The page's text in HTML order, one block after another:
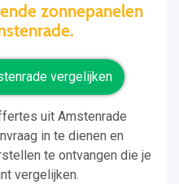
zonnepanelen
vergelijken
uit Amstenrade
in te dienen en
te ontvangen die je
vergelijken.